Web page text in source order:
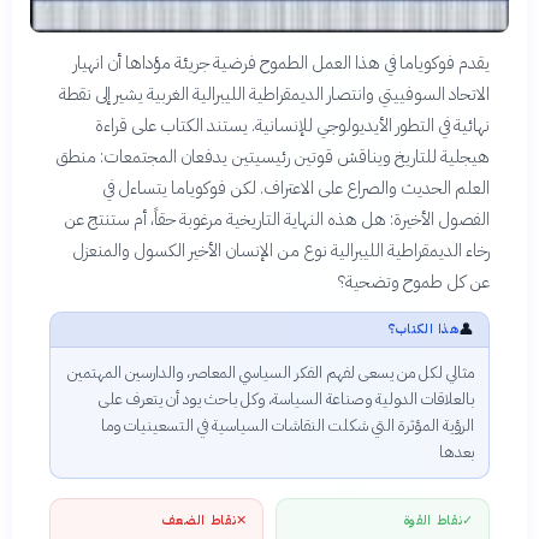
يقدم فوكوياما في هذا العمل الطموح فرضية جريئة مؤداها أن انهيار
الاتحاد السوفييتي وانتصار الديمقراطية الليبرالية الغربية يشير إلى نقطة
نهائية في التطور الأيديولوجي للإنسانية. يستند الكتاب على قراءة
هيجلية للتاريخ ويناقش قوتين رئيسيتين يدفعان المجتمعات: منطق
العلم الحديث والصراع على الاعتراف. لكن فوكوياما يتساءل في
الفصول الأخيرة: هل هذه النهاية التاريخية مرغوبة حقاً، أم ستنتج عن
رخاء الديمقراطية الليبرالية نوع من الإنسان الأخير الكسول والمنعزل
عن كل طموح وتضحية؟
👤هذا الكتاب؟
مثالي لكل من يسعى لفهم الفكر السياسي المعاصر، والدارسين المهتمين
بالعلاقات الدولية وصناعة السياسة، وكل باحث يود أن يتعرف على
الرؤية المؤثرة التي شكلت النقاشات السياسية في التسعينيات وما
بعدها
✓نقاط القوة ✕نقاط الضعف